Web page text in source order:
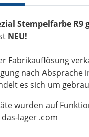
Stempelfarbe R9
NEU!
Fabrikauflösung
nach Absprache
es sich um
wurden auf
lager .com